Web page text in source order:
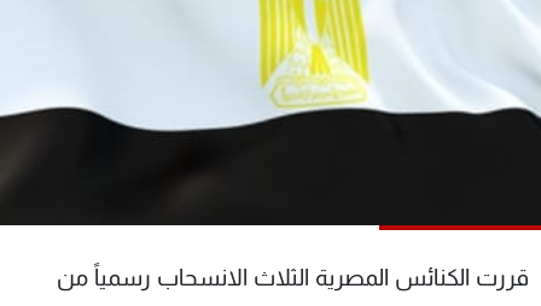
قررت الكنائس المصرية الثلاث الانسحاب رسمياً من